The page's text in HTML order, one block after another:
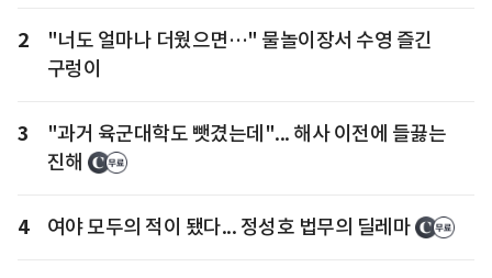
2
"너도 얼마나 더웠으면…" 물놀이장서 수영 즐긴
구렁이
3
"과거 육군대학도 뺏겼는데"... 해사 이전에 들끓는
진해
4 여야 모두의 적이 됐다... 정성호 법무의 딜레마